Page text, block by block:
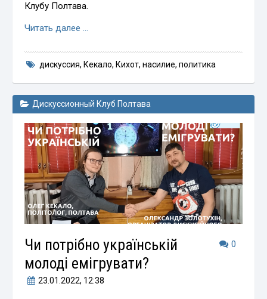
Клубу Полтава.
Читать далее …
дискуссия, Кекало, Кихот, насилие, политика
Дискуссионный Клуб Полтава
0
Чи потрібно українській
молоді емігрувати?
23.01.2022, 12:38